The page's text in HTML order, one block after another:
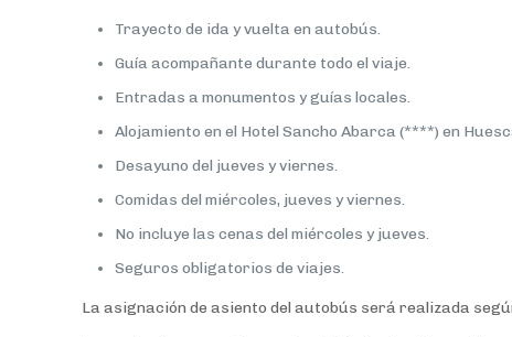
Trayecto de ida y vuelta en autobús.
Guía acompañante durante todo el viaje.
Entradas a monumentos y guías locales.
Alojamiento en el Hotel Sancho Abarca (****) en
Desayuno del jueves y viernes.
Comidas del miércoles, jueves y viernes.
No incluye las cenas del miércoles y jueves.
Seguros obligatorios de viajes.
La asignación de asiento del autobús será realizada